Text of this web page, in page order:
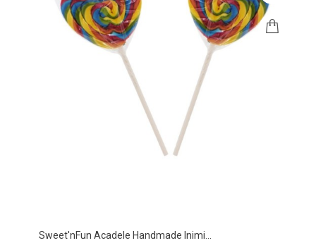
Sweet'nFun Acadele Handmade Inimi...